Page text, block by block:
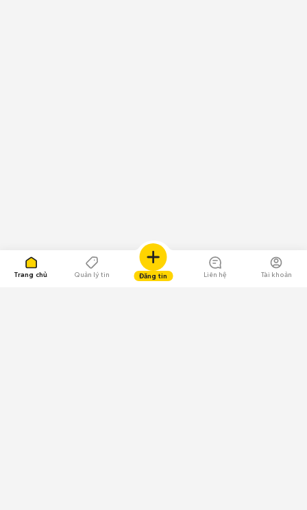
Trang chủ Quản lý tin Đăng tin Liên hệ Tài khoản